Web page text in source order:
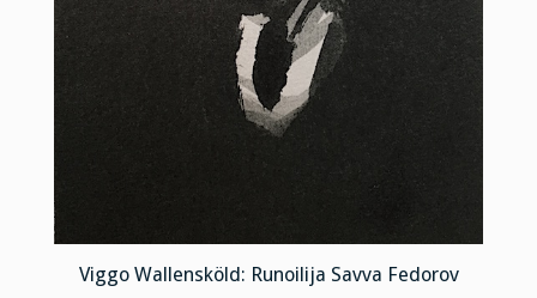
Viggo Wallensköld: Runoilija Savva Fedorov